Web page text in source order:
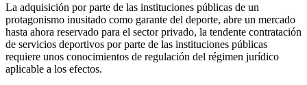
La adquisición por parte de las instituciones públicas de un
protagonismo inusitado como garante del deporte, abre un mercado
hasta ahora reservado para el sector privado, la tendente contratación
de servicios deportivos por parte de las instituciones públicas
requiere unos conocimientos de regulación del régimen jurídico
aplicable a los efectos.